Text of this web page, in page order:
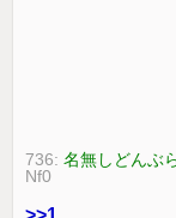
736:名無しどんぶ
Nf0